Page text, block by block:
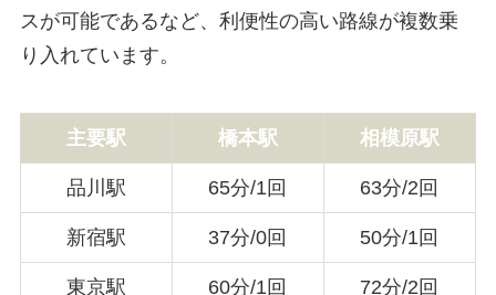
スが可能であるなど、利便性の高い路線が複数乗
り入れています。
主要駅 橋本駅 相模原駅
品川駅 65分/1回 63分/2回
新宿駅 37分/0回 50分/1回
東京駅 60分/1回 72分/2回